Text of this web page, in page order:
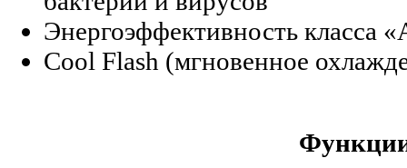
Энергоэффективность класса
Cool Flash (мгновенное